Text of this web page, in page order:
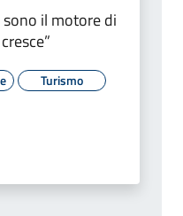
il motore di
Turismo